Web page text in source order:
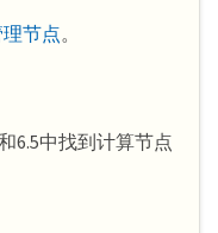
节点。
6.5中找到计算节点